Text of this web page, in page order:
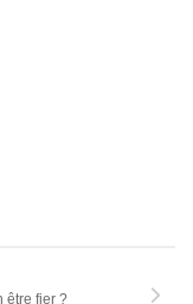
être fier ?